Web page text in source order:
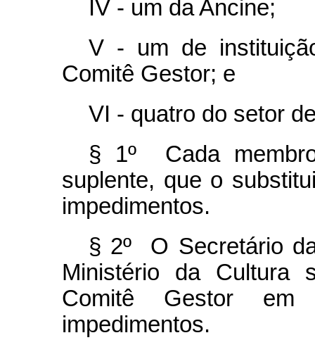
IV - um da Ancine;
V - um de
Comitê Gestor; e
VI - quatro do setor
§ 1º Cada
suplente, que o
impedimentos.
§ 2º O Secretário
Ministério da Cultura
Comitê Gestor
impedimentos.